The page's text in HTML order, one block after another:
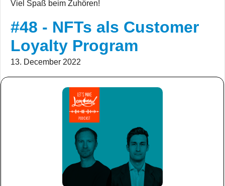
Viel Spaß beim Zuhören!
#48 - NFTs als Customer
Loyalty Program
13. December 2022